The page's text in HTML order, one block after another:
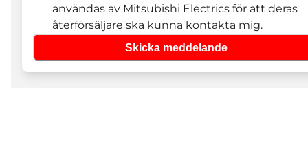
användas av Mitsubishi Electrics för att deras
återförsäljare ska kunna kontakta mig.
Skicka meddelande